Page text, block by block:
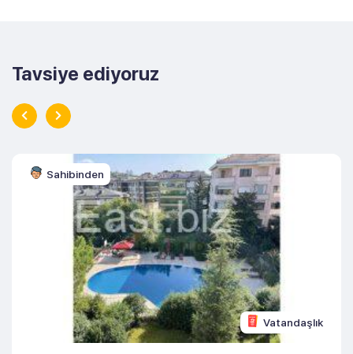
Tavsiye ediyoruz
Vatandaşlık
Sahibinden